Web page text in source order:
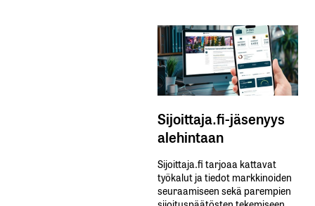
Sijoittaja.fi-jäsenyys
alehintaan
Sijoittaja.fi tarjoaa kattavat
työkalut ja tiedot markkinoiden
seuraamiseen sekä parempien